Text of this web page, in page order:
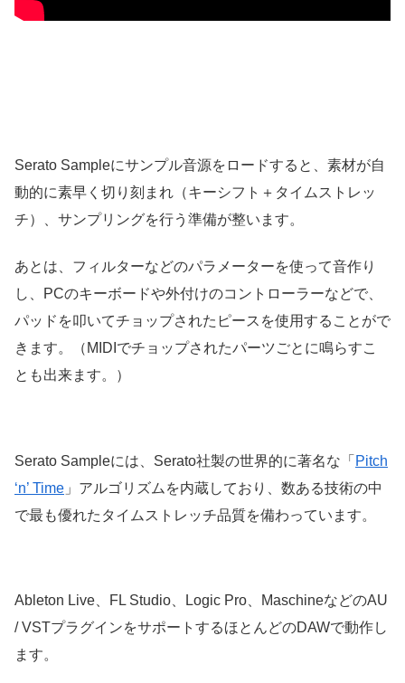
Serato Sampleにサンプル音源をロードすると、素材が自
動的に素早く切り刻まれ（キーシフト＋タイムストレッ
チ）、サンプリングを行う準備が整います。
あとは、フィルターなどのパラメーターを使って音作り
し、PCのキーボードや外付けのコントローラーなどで、
パッドを叩いてチョップされたピースを使用することがで
きます。（MIDIでチョップされたパーツごとに鳴らすこ
とも出来ます。）
Serato Sampleには、Serato社製の世界的に著名な「 Pitch
‘n’ Time 」アルゴリズムを内蔵しており、数ある技術の中
で最も優れたタイムストレッチ品質を備わっています。
Ableton Live、FL Studio、Logic Pro、MaschineなどのAU
/ VSTプラグインをサポートするほとんどのDAWで動作し
ます。